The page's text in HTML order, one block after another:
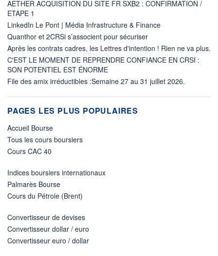
AETHER ACQUISITION DU SITE FR SXB2 : CONFIRMATION /
ETAPE 1
LinkedIn Le Pont | Média Infrastructure & Finance
Quanthor et 2CRSi s’associent pour sécuriser
Après les contrats cadres, les Lettres d'intention ! Rien ne va plus.
C'EST LE MOMENT DE REPRENDRE CONFIANCE EN CRSI :
SON POTENTIEL EST ÉNORME
File des amix irréductibles :Semaine 27 au 31 juillet 2026.
PAGES LES PLUS POPULAIRES
Accueil Bourse
Tous les cours boursiers
Cours CAC 40
Indices boursiers internationaux
Palmarès Bourse
Cours du Pétrole (Brent)
Convertisseur de devises
Convertisseur dollar / euro
Convertisseur euro / dollar